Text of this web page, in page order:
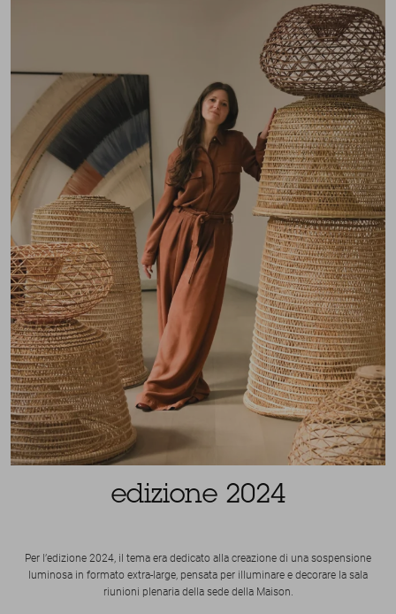
edizione 2024
Per l’edizione 2024, il tema era dedicato alla creazione di una sospensione
luminosa in formato extra-large, pensata per illuminare e decorare la sala
riunioni plenaria della sede della Maison.